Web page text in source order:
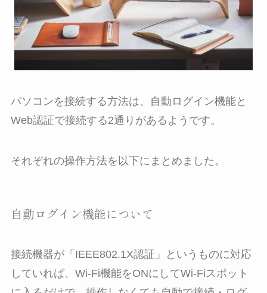
パソコンを接続する方法は、自動ログイン機能と
Web認証で接続する2通りがあるようです。
それぞれの操作方法を以下にまとめました。
自動ログイン機能について
接続機器が「IEEE802.1X認証」というものに対応
していれば、Wi-Fi機能をONにしてWi-Fiスポット